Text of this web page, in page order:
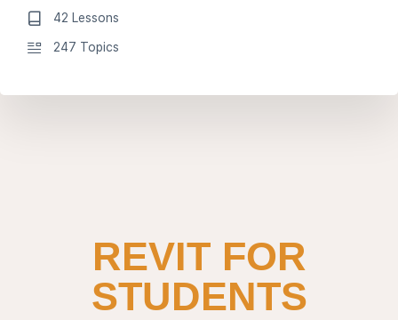
REVIT FOR
STUDENTS
42 Lessons
247 Topics